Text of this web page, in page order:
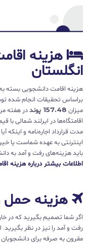
هزینه‌
انگلستان
هزینه‌ اقامت دانشجویی بسته
میزان 157.48 پوند
در هفته
مدت قرارداد اجاره‌نامه و
اینترنتی به عهده شماست یا
باید هزینه‌های رفت و آمد به
اطلاعات بیشتر درباره هزینه
هزینه‌ حمل
اگر شما تصمیم بگیرید که در
رفت و آمد را نیز در نظر
مقرون به صرفه برای